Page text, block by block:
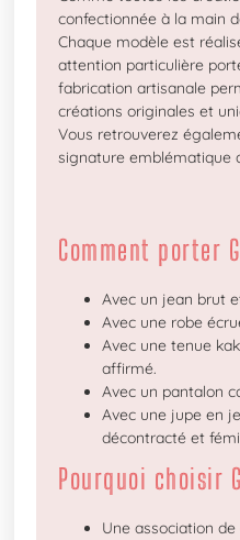
confectionnée à la main
Chaque modèle est
attention particulière
fabrication artisanale
créations originales et
Vous retrouverez
signature emblématique
Comment porter
Avec un jean brut
Avec une robe
Avec une tenue
affirmé.
Avec un pantalon
Avec une jupe en
décontracté et
Pourquoi choisir
Une association